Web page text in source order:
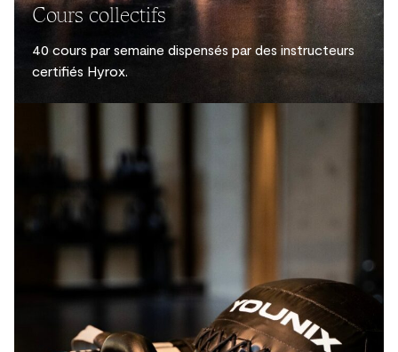
Cours collectifs
40 cours par semaine dispensés par des instructeurs
certifiés Hyrox.